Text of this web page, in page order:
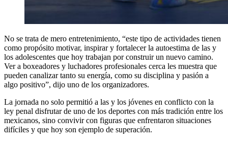
No se trata de mero entretenimiento, “este tipo de actividades tienen
como propósito motivar, inspirar y fortalecer la autoestima de las y
los adolescentes que hoy trabajan por construir un nuevo camino.
Ver a boxeadores y luchadores profesionales cerca les muestra que
pueden canalizar tanto su energía, como su disciplina y pasión a
algo positivo”, dijo uno de los organizadores.
La jornada no solo permitió a las y los jóvenes en conflicto con la
ley penal disfrutar de uno de los deportes con más tradición entre los
mexicanos, sino convivir con figuras que enfrentaron situaciones
difíciles y que hoy son ejemplo de superación.